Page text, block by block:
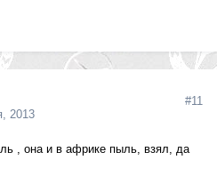
2013
#11
, она и в африке пыль, взял, да